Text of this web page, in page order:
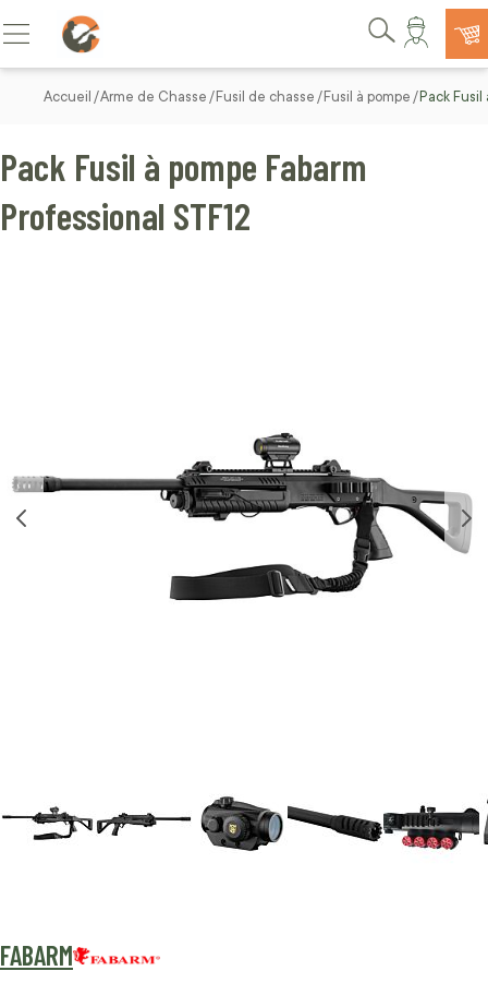
Allez au contenu
Basculer la navigation
Rechercher
Accueil Arme de Chasse Fusil de chasse Fusil à pompe Pack Fusil
FABARM
Pack Fusil à pompe Fabarm
Professional STF12